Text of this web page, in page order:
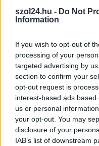
szol24.hu - Do Not
Information
If you wish to opt-out of
processing of your
targeted advertising by
section to confirm your
opt-out request is
interest-based ads
us or personal
your opt-out. You may
disclosure of your
IAB’s list of downstream
2026.08.08. szol24.hu
A Tisza Párt Dr. Baka
elnöknek
A Legfelsőbb Bíróság